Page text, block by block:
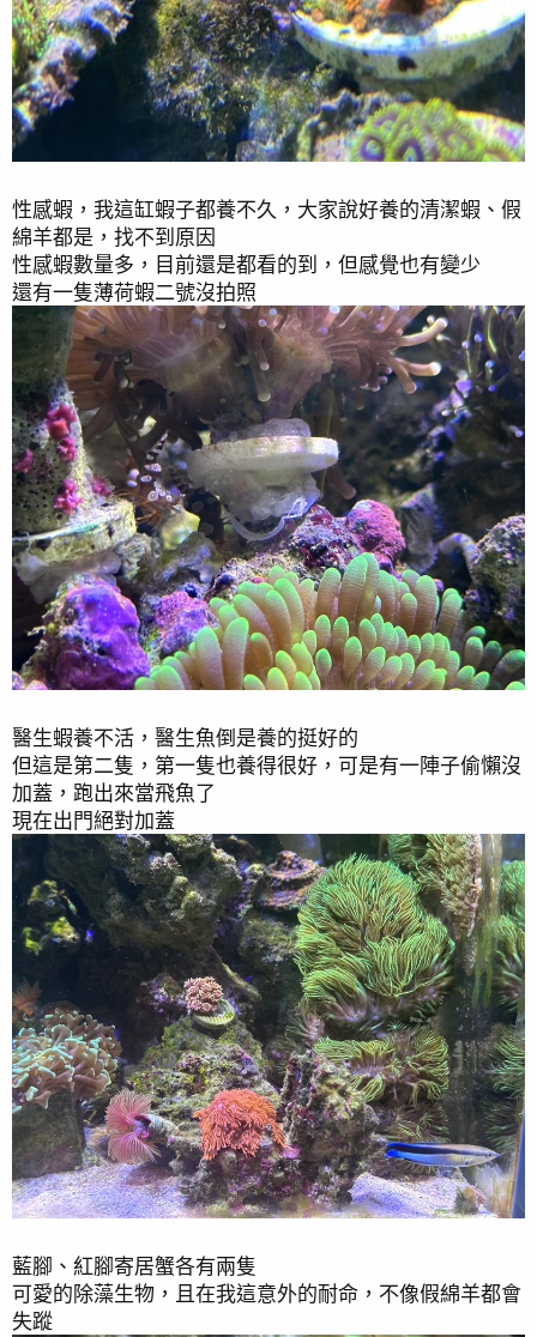
性感蝦，我這缸蝦子都養不久，大家說好養的清潔蝦、假
綿羊都是，找不到原因
性感蝦數量多，目前還是都看的到，但感覺也有變少
還有一隻薄荷蝦二號沒拍照
醫生蝦養不活，醫生魚倒是養的挺好的
但這是第二隻，第一隻也養得很好，可是有一陣子偷懶沒
加蓋，跑出來當飛魚了
現在出門絕對加蓋
藍腳、紅腳寄居蟹各有兩隻
可愛的除藻生物，且在我這意外的耐命，不像假綿羊都會
失蹤